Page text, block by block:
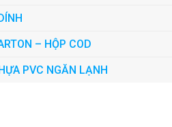
– HỘP COD
PVC NGĂN LẠNH